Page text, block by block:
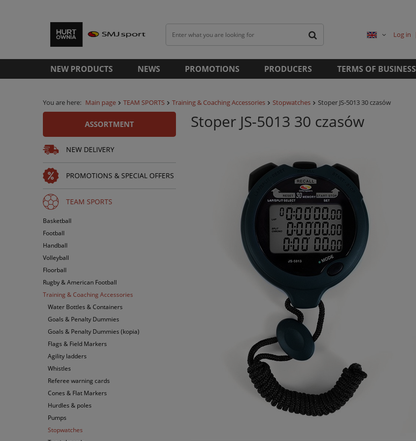
Log in
NEW PRODUCTS NEWS PROMOTIONS PRODUCERS TERMS OF BUSINESS
You are here: Main page TEAM SPORTS Training & Coaching Accessories Stopwatches Stoper JS-5013 30 czasów
ASSORTMENT
NEW DELIVERY
PROMOTIONS & SPECIAL OFFERS
TEAM SPORTS
Basketball
Football
Handball
Volleyball
Floorball
Rugby & American Football
Training & Coaching Accessories
Water Bottles & Containers
Goals & Penalty Dummies
Goals & Penalty Dummies (kopia)
Flags & Field Markers
Agility ladders
Whistles
Referee warning cards
Cones & Flat Markers
Hurdles & poles
Pumps
Stopwatches
Stoper JS-5013 30 czasów